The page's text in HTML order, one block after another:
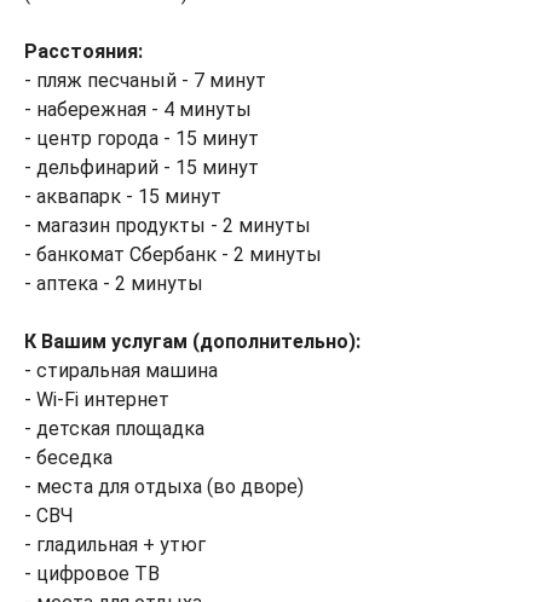
Расстояния:
- пляж песчаный - 7 минут
- набережная - 4 минуты
- центр города - 15 минут
- дельфинарий - 15 минут
- аквапарк - 15 минут
- магазин продукты - 2 минуты
- банкомат Сбербанк - 2 минуты
- аптека - 2 минуты
К Вашим услугам (дополнительно):
- стиральная машина
- Wi-Fi интернет
- детская площадка
- беседка
- места для отдыха (во дворе)
- СВЧ
- гладильная + утюг
- цифровое ТВ